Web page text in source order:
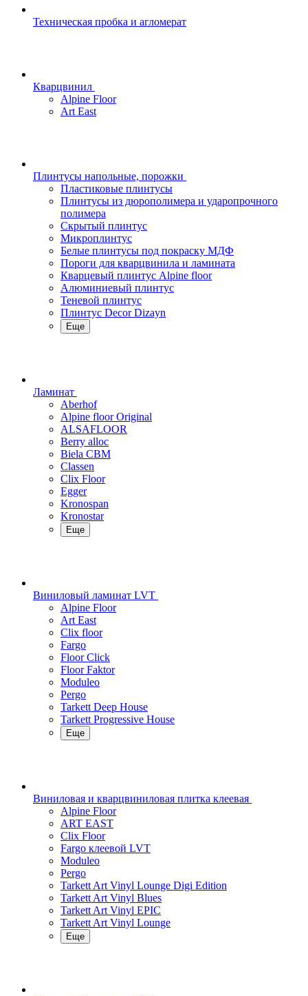
Техническая пробка и агломерат
Кварцвинил
Alpine Floor
Art East
Плинтусы напольные, порожки
Пластиковые плинтусы
Плинтусы из дюрополимера и ударопрочного
полимера
Скрытый плинтус
Микроплинтус
Белые плинтусы под покраску МДФ
Пороги для кварцвинила и ламината
Кварцевый плинтус Alpine floor
Алюминиевый плинтус
Теневой плинтус
Плинтус Decor Dizayn
Еще
Ламинат
Aberhof
Alpine floor Original
ALSAFLOOR
Berry alloc
Biela CBM
Classen
Clix Floor
Egger
Kronospan
Kronostar
Еще
Виниловый ламинат LVT
Alpine Floor
Art East
Clix floor
Fargo
Floor Click
Floor Faktor
Moduleo
Pergo
Tarkett Deep House
Tarkett Progressive House
Еще
Виниловая и кварцвиниловая плитка клеевая
Alpine Floor
ART EAST
Clix Floor
Fargo клеевой LVT
Moduleo
Pergo
Tarkett Art Vinyl Lounge Digi Edition
Tarkett Art Vinyl Blues
Tarkett Art Vinyl EPIC
Tarkett Art Vinyl Lounge
Еще